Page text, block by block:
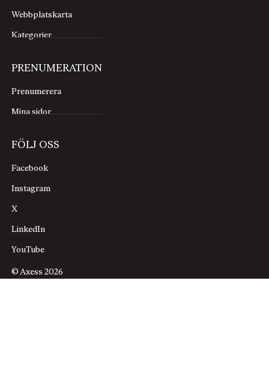
Webbplatskarta
Kategorier
PRENUMERATION
Prenumerera
Mina sidor
FÖLJ OSS
Facebook
Instagram
X
LinkedIn
YouTube
© Axess 2026